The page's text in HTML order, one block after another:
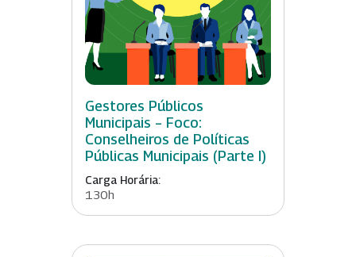
Gestores Públicos
Municipais – Foco:
Conselheiros de Políticas
Públicas Municipais (Parte I)
Carga Horária:
130h